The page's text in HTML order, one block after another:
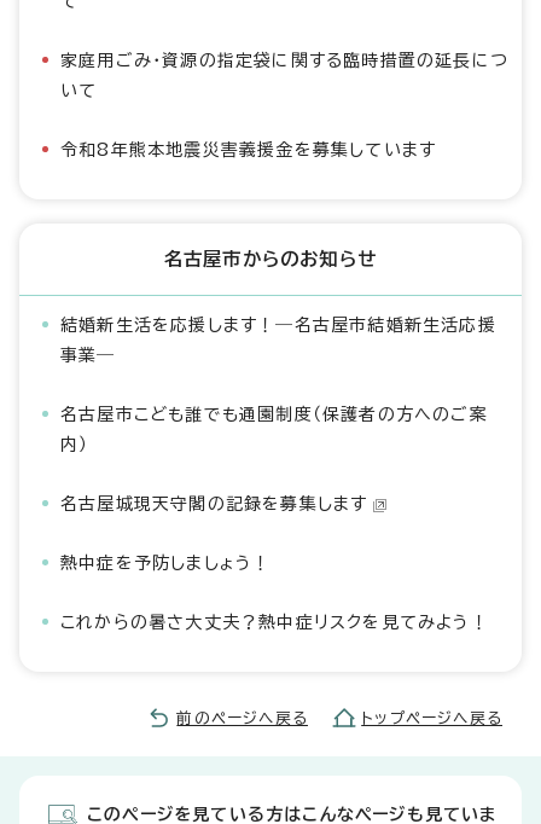
家庭用ごみ・資源の指定袋に関する臨時措置の延長につ
いて
令和8年熊本地震災害義援金を募集しています
名古屋市からのお知らせ
結婚新生活を応援します！―名古屋市結婚新生活応援
事業―
名古屋市こども誰でも通園制度（保護者の方へのご案
内）
名古屋城現天守閣の記録を募集します
熱中症を予防しましょう！
これからの暑さ大丈夫？熱中症リスクを見てみよう！
前のページへ戻る トップページへ戻る
このページを見ている方はこんなページも見ていま